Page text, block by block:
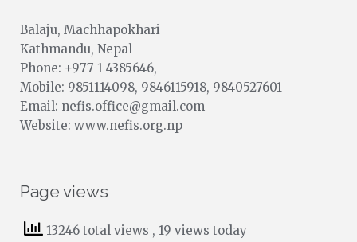
Balaju, Machhapokhari
Kathmandu, Nepal
Phone: +977 1 4385646,
Mobile: 9851114098, 9846115918, 9840527601
Email: nefis.office@gmail.com
Website: www.nefis.org.np
Page views
13246 total views , 19 views today